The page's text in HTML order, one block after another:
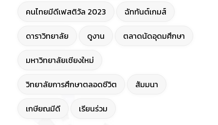
คนไทยมีดีเฟสติวัล 2023 ฉัททันต์เกมส์
ดาราวิทยาลัย ดูงาน ตลาดนัดอุดมศึกษา
มหาวิทยาลัยเชียงใหม่
วิทยาลัยการศึกษาตลอดชีวิต สัมมนา
เกษียณมีดี เรียนร่วม